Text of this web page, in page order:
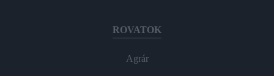
ROVATOK
Agrár